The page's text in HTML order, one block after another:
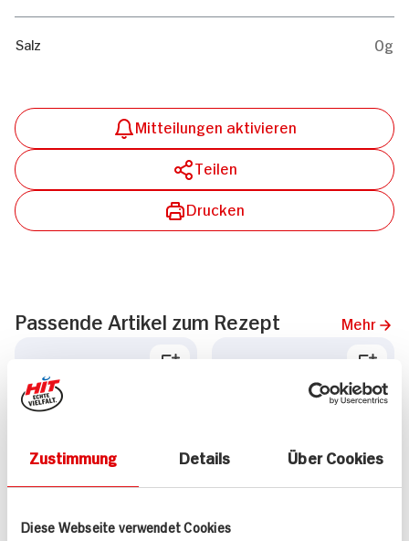
Zustimmung Details Über Cookies
Diese Webseite verwendet Cookies
Salz 0g
Mitteilungen aktivieren
Teilen
Drucken
Passende Artikel zum Rezept Mehr
Altdorfer Bio
Hackfleisch gemischt
Hackfleisch gemischt